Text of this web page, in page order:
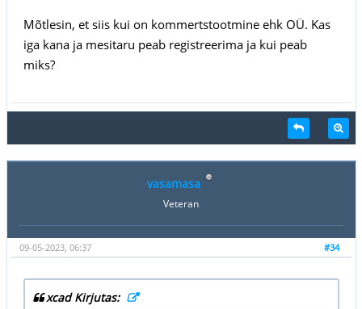
Mõtlesin, et siis kui on kommertstootmine ehk OÜ. Kas
iga kana ja mesitaru peab registreerima ja kui peab
miks?
vasamasa
Veteran
#34
09-05-2023, 06:37
xcad Kirjutas: